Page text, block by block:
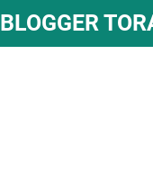
BLOGGER